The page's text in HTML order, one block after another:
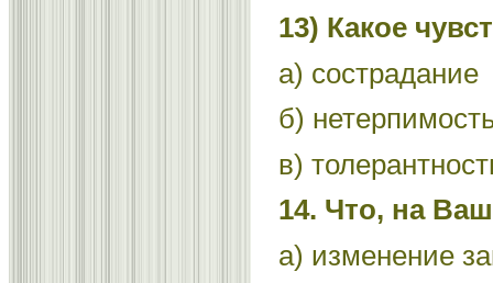
13) Какое
а) сострадание
б)
в)
14. Что, на
а) изменение